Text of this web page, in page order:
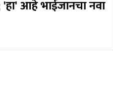
आहे भाईजानचा नवा